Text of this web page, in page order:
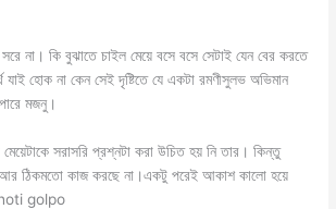
না। কি বুঝাতে চাইল মেয়ে বসে বসে সেটাই যেন বের করতে
যাই হোক না কেন সেই দৃষ্টিতে যে একটা রমণীসুলভ অভিমান
মজনু।
সরাসরি প্রশ্নটা করা উচিত হয় নি তার। কিন্তু
আর ঠিকমতো কাজ করছে না।একটু পরেই আকাশ কালো হয়ে
golpo